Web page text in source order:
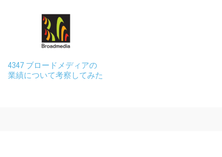
4347 ブロードメディアの
業績について考察してみた